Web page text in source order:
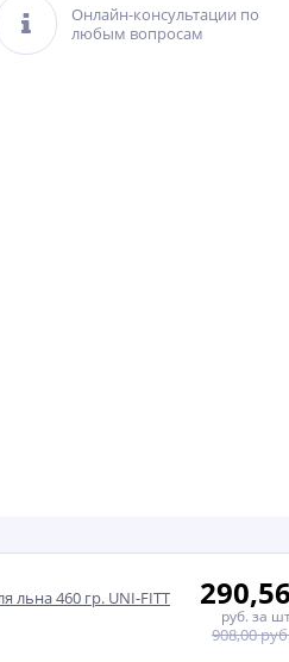
Онлайн-консультации по
любым вопросам
льна 460 гр. UNI-FITT 290,56
руб. за
908,00